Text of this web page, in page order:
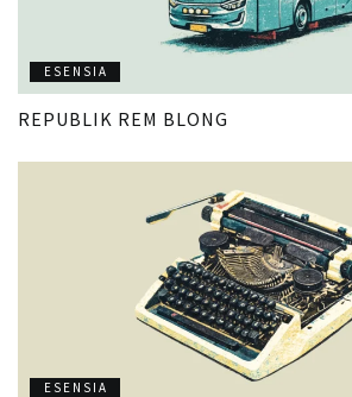
ESENSIA
REPUBLIK REM BLONG
ESENSIA